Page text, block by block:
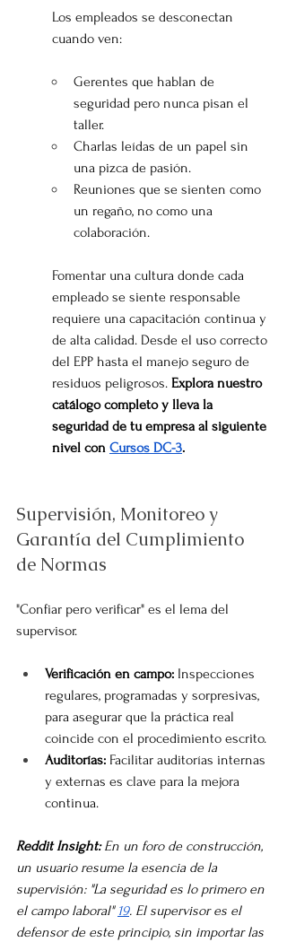
Los empleados se desconectan
cuando ven:
Gerentes que hablan de
seguridad pero nunca pisan el
taller.
Charlas leídas de un papel sin
una pizca de pasión.
Reuniones que se sienten como
un regaño, no como una
colaboración.
Fomentar una cultura donde cada
empleado se siente responsable
requiere una capacitación continua y
de alta calidad. Desde el uso correcto
del EPP hasta el manejo seguro de
residuos peligrosos. Explora nuestro
catálogo completo y lleva la
seguridad de tu empresa al siguiente
nivel con Cursos DC-3.
Supervisión, Monitoreo y
Garantía del Cumplimiento
de Normas
"Confiar pero verificar" es el lema del
supervisor.
Verificación en campo: Inspecciones
regulares, programadas y sorpresivas,
para asegurar que la práctica real
coincide con el procedimiento escrito.
Auditorías: Facilitar auditorías internas
y externas es clave para la mejora
continua.
Reddit Insight: En un foro de construcción,
un usuario resume la esencia de la
supervisión: "La seguridad es lo primero en
el campo laboral" 19. El supervisor es el
defensor de este principio, sin importar las